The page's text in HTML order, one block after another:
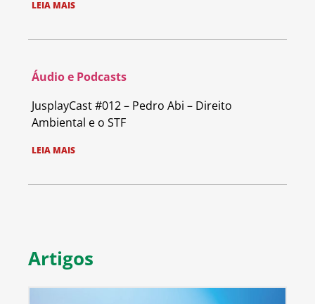
LEIA MAIS
Áudio e Podcasts
JusplayCast #012 – Pedro Abi – Direito
Ambiental e o STF
LEIA MAIS
Artigos